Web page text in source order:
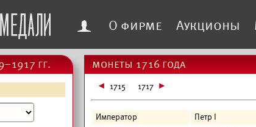
f О фирме Аукционы
гг. монеты 1716 года
1715 1717
Император
Петр I